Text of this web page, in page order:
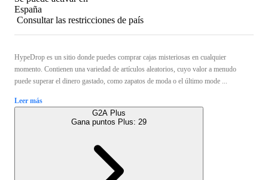
España
Consultar las restricciones de país
HypeDrop es un sitio donde puedes comprar cajas misteriosas en cualquier
momento. Contienen una variedad de artículos aleatorios, cuyo valor a menudo
puede superar el dinero gastado, como zapatos de moda o el último mode ...
Leer más
G2A Plus
Gana puntos Plus: 29